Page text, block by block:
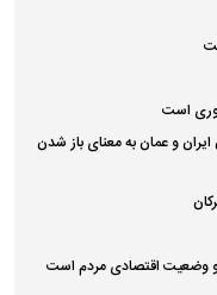
است
و عمان به معنای باز شدن
و وضعیت اقتصادی مردم است